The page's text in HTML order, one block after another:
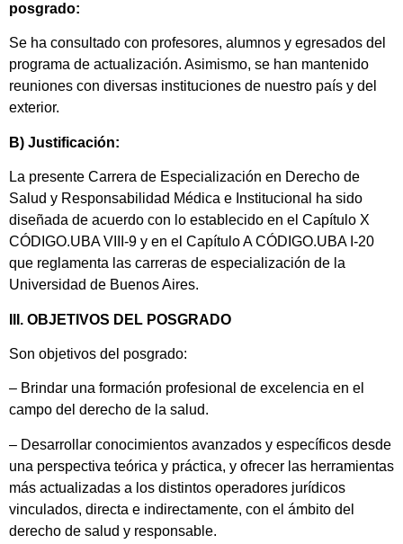
posgrado:
Se ha consultado con profesores, alumnos y egresados del
programa de actualización. Asimismo, se han mantenido
reuniones con diversas instituciones de nuestro país y del
exterior.
B) Justificación:
La presente Carrera de Especialización en Derecho de
Salud y Responsabilidad Médica e Institucional ha sido
diseñada de acuerdo con lo establecido en el Capítulo X
CÓDIGO.UBA VIII-9 y en el Capítulo A CÓDIGO.UBA I-20
que reglamenta las carreras de especialización de la
Universidad de Buenos Aires.
III. OBJETIVOS DEL POSGRADO
Son objetivos del posgrado:
– Brindar una formación profesional de excelencia en el
campo del derecho de la salud.
– Desarrollar conocimientos avanzados y específicos desde
una perspectiva teórica y práctica, y ofrecer las herramientas
más actualizadas a los distintos operadores jurídicos
vinculados, directa e indirectamente, con el ámbito del
derecho de salud y responsable.